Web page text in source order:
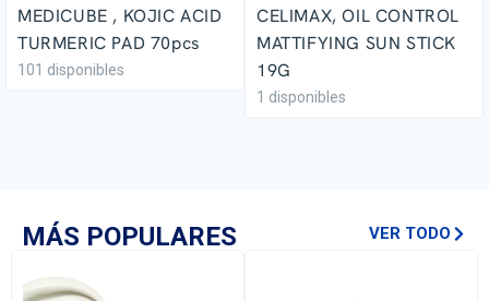
MEDICUBE , KOJIC ACID
TURMERIC PAD 70pcs
101 disponibles
CELIMAX, OIL CONTROL
MATTIFYING SUN STICK
19G
1 disponibles
MÁS POPULARES VER TODO